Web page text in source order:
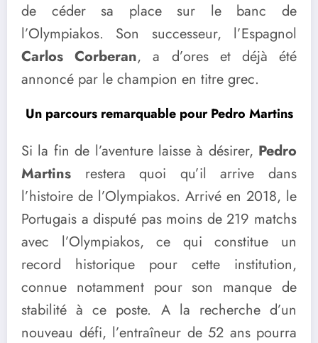
de céder sa place sur le banc de
l’Olympiakos. Son successeur, l’Espagnol
Carlos Corberan, a d’ores et déjà été
annoncé par le champion en titre grec.
Un parcours remarquable pour Pedro Martins
Si la fin de l’aventure laisse à désirer, Pedro
Martins restera quoi qu’il arrive dans
l’histoire de l’Olympiakos. Arrivé en 2018, le
Portugais a disputé pas moins de 219 matchs
avec l’Olympiakos, ce qui constitue un
record historique pour cette institution,
connue notamment pour son manque de
stabilité à ce poste. A la recherche d’un
nouveau défi, l’entraîneur de 52 ans pourra